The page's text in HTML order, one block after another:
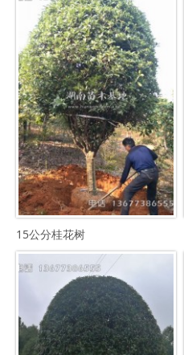
15公分桂花树